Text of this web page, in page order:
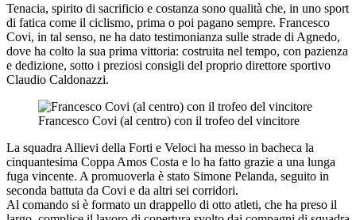
Tenacia, spirito di sacrificio e costanza sono qualità che, in uno sport
di fatica come il ciclismo, prima o poi pagano sempre. Francesco
Covi, in tal senso, ne ha dato testimonianza sulle strade di Agnedo,
dove ha colto la sua prima vittoria: costruita nel tempo, con pazienza
e dedizione, sotto i preziosi consigli del proprio direttore sportivo
Claudio Caldonazzi.
Francesco Covi (al centro) con il trofeo del vincitore
La squadra Allievi della Forti e Veloci ha messo in bacheca la
cinquantesima Coppa Amos Costa e lo ha fatto grazie a una lunga
fuga vincente. A promuoverla è stato Simone Pelanda, seguito in
seconda battuta da Covi e da altri sei corridori.
Al comando si è formato un drappello di otto atleti, che ha preso il